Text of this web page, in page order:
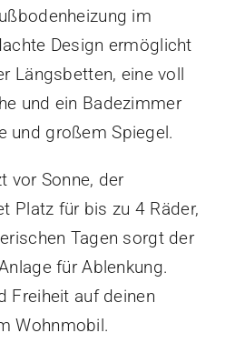
im
Design ermöglicht
Längsbetten, eine voll
und ein Badezimmer
und großem Spiegel.
vor Sonne, der
Platz für bis zu 4 Räder,
Tagen sorgt der
für Ablenkung.
Freiheit auf deinen
Wohnmobil.